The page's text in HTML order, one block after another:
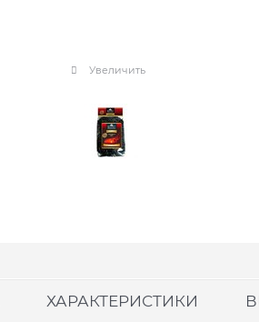
Увеличить
ХАРАКТЕРИСТИКИ